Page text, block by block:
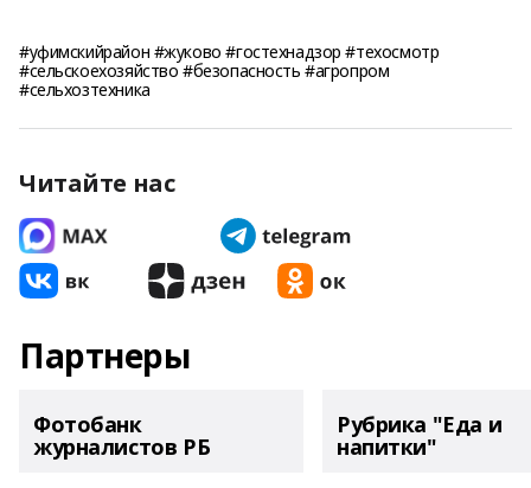
#уфимскийрайон #жуково #гостехнадзор #техосмотр
#сельскоехозяйство #безопасность #агропром
#сельхозтехника
Читайте нас
Партнеры
Фотобанк
журналистов РБ
Рубрика "Еда и
напитки"